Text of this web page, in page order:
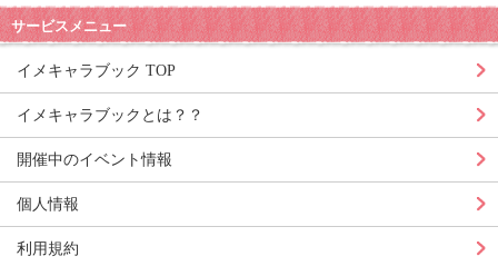
サービスメニュー
イメキャラブック TOP
イメキャラブックとは？？
開催中のイベント情報
個人情報
利用規約